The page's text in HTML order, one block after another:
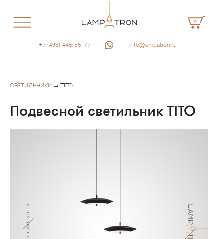
0
+7 (495) 445-55-77 info@lampatron.ru
СВЕТИЛЬНИКИ → TITO
Подвесной светильник TITO